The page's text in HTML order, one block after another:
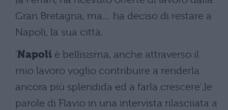
Gran Bretagna, ma… ha deciso di restare a
Napoli, la sua città.
'Napoli è bellisisma, anche attraverso il
mio lavoro voglio contribuire a renderla
ancora più splendida ed a farla crescere',le
parole di Flavio in una intervista rilasciiata a